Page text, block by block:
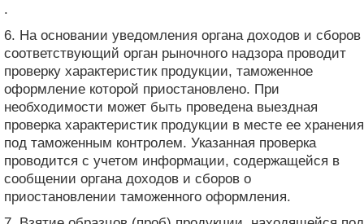
.
6. На основании уведомления органа доходов и сборов
соответствующий орган рыночного надзора проводит
проверку характеристик продукции, таможенное
оформление которой приостановлено. При
необходимости может быть проведена выездная
проверка характеристик продукции в месте ее хранения
под таможенным контролем. Указанная проверка
проводится с учетом информации, содержащейся в
сообщении органа доходов и сборов о
приостановлении таможенного оформления.